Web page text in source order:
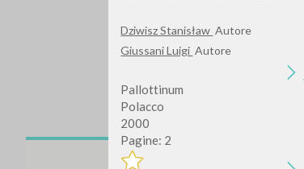
Dziwisz Stanisław Autore
Giussani Luigi Autore
Pallottinum
Polacco
2000
Pagine: 2